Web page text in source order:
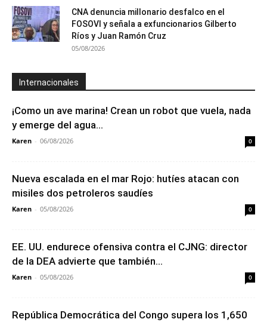
CNA denuncia millonario desfalco en el
FOSOVI y señala a exfuncionarios Gilberto
Ríos y Juan Ramón Cruz
05/08/2026
Internacionales
¡Como un ave marina! Crean un robot que vuela, nada
y emerge del agua...
Karen - 06/08/2026 0
Nueva escalada en el mar Rojo: hutíes atacan con
misiles dos petroleros saudíes
Karen - 05/08/2026 0
EE. UU. endurece ofensiva contra el CJNG: director
de la DEA advierte que también...
Karen - 05/08/2026 0
República Democrática del Congo supera los 1,650